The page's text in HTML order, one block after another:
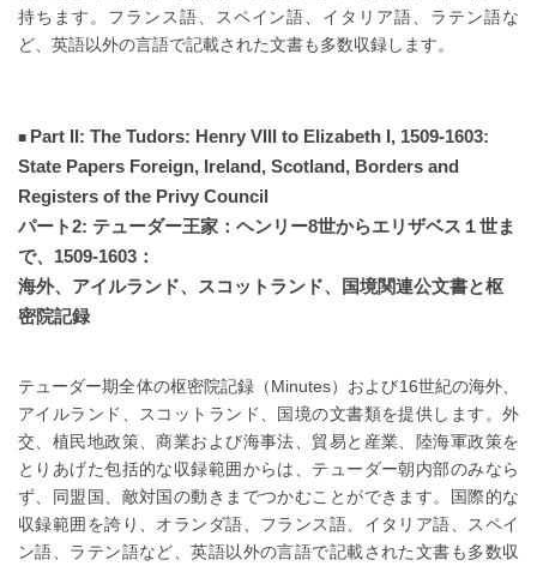
持ちます。フランス語、スペイン語、イタリア語、ラテン語な
ど、英語以外の言語で記載された文書も多数収録します。
Part II: The Tudors: Henry VIII to Elizabeth I, 1509-1603:
State Papers Foreign, Ireland, Scotland, Borders and
Registers of the Privy Council
パート2: テューダー王家：ヘンリー8世からエリザベス１世ま
で、1509-1603：
海外、アイルランド、スコットランド、国境関連公文書と枢
密院記録
テューダー期全体の枢密院記録（Minutes）および16世紀の海外、
アイルランド、スコットランド、国境の文書類を提供します。外
交、植民地政策、商業および海事法、貿易と産業、陸海軍政策を
とりあげた包括的な収録範囲からは、テューダー朝内部のみなら
ず、同盟国、敵対国の動きまでつかむことができます。国際的な
収録範囲を誇り、オランダ語、フランス語、イタリア語、スペイ
ン語、ラテン語など、英語以外の言語で記載された文書も多数収